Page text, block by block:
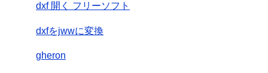
dxf 開く フリーソフト
dxfをjwwに変換
gheron